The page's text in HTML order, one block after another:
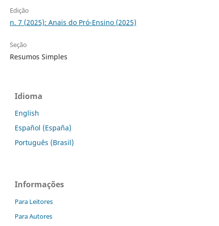
Edição
n. 7 (2025): Anais do Pró-Ensino (2025)
Seção
Resumos Simples
Idioma
English
Español (España)
Português (Brasil)
Informações
Para Leitores
Para Autores